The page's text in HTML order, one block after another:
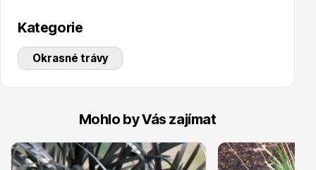
Substráty, hnojiva, kůra
Kategorie
Okrasné trávy
Mohlo by Vás zajímat